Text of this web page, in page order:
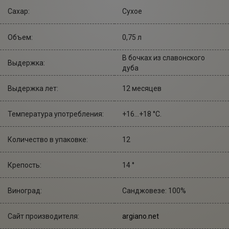
Сахар: Сухое
Объем: 0,75 л
Выдержка:
В бочках из славонского
дуба
Выдержка лет: 12 месяцев
Температура употребления: +16...+18 °С.
Количество в упаковке: 12
Крепость: 14 °
Виноград: Санджовезе: 100%
Сайт производителя: argiano.net